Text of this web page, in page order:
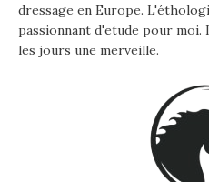
dressage en Europe.
passionnant d'etude pour moi.
les jours une merveille.